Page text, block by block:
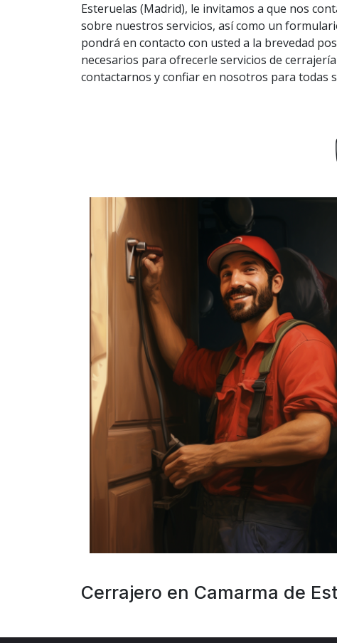
Esteruelas (Madrid), le invitamos a que nos
sobre nuestros servicios, así como un
pondrá en contacto con usted a la brevedad
necesarios para ofrecerle servicios de
contactarnos y confiar en nosotros para todas
Cerrajero en Camarma de